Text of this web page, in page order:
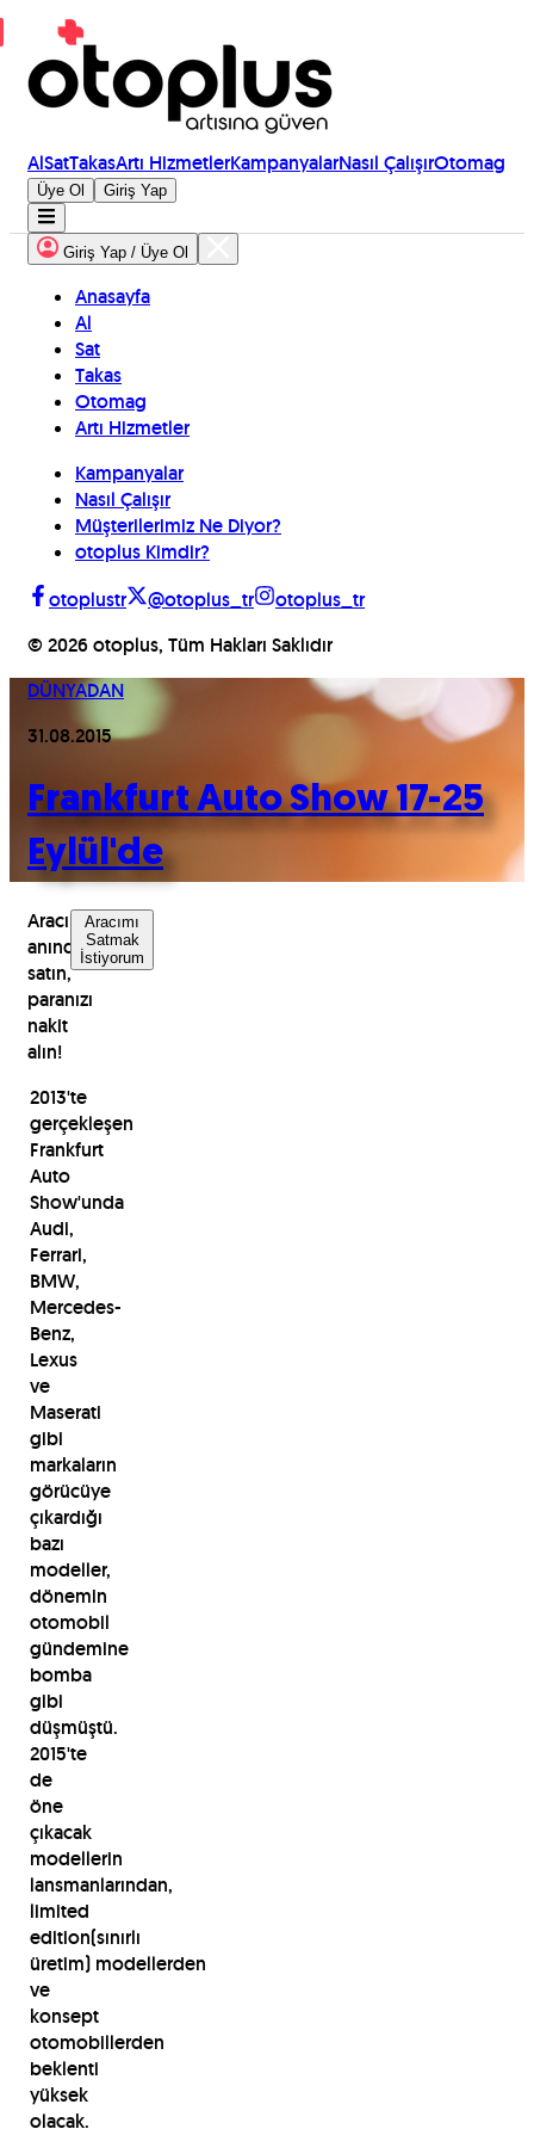
AlSatTakasArtı HizmetlerKampanyalarNasıl ÇalışırOtomag
Üye Ol Giriş Yap
Giriş Yap / Üye Ol
Anasayfa
Al
Sat
Takas
Otomag
Artı Hizmetler
Kampanyalar
Nasıl Çalışır
Müşterilerimiz Ne Diyor?
otoplus Kimdir?
otoplustr
@otoplus_tr
otoplus_tr
© 2026 otoplus, Tüm Hakları Saklıdır
DÜNYADAN
31.08.2015
Frankfurt Auto Show 17-25
Eylül'de
Aracınızı
anında
satın,
paranızı
nakit
alın!
Aracımı
Satmak
İstiyorum
2013'te
gerçekleşen
Frankfurt
Auto
Show'unda
Audi,
Ferrari,
BMW,
Mercedes-
Benz,
Lexus
ve
Maserati
gibi
markaların
görücüye
çıkardığı
bazı
modeller,
dönemin
otomobil
gündemine
bomba
gibi
düşmüştü.
2015'te
de
öne
çıkacak
modellerin
lansmanlarından,
limited
edition(sınırlı
üretim) modellerden
ve
konsept
otomobillerden
beklenti
yüksek
olacak.